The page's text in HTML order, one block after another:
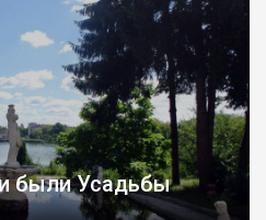
были Усадьбы